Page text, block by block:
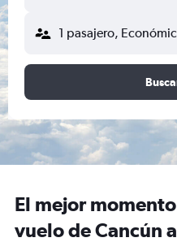
1 pasajero,
El mejor
vuelo de Cancún